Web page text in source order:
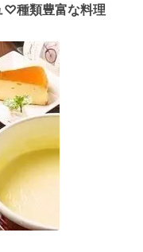
♡種類豊富な料理